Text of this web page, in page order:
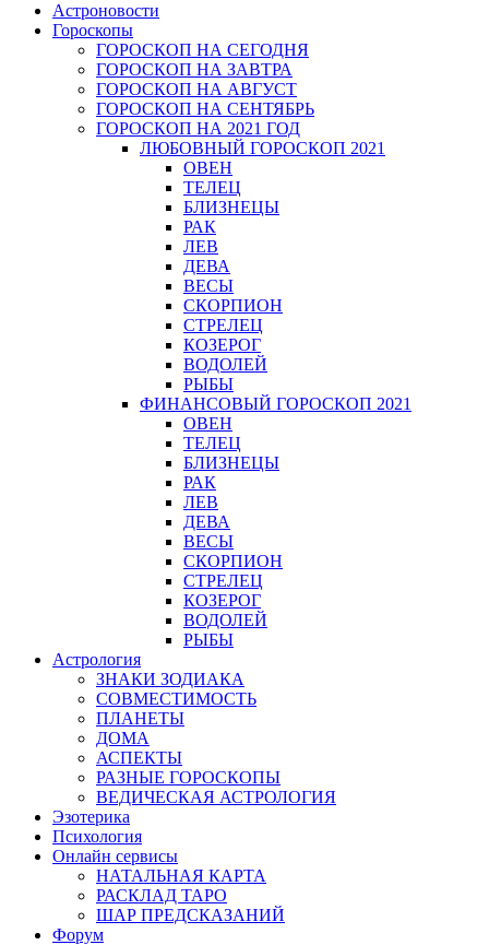
Астроновости
Гороскопы
ГОРОСКОП НА СЕГОДНЯ
ГОРОСКОП НА ЗАВТРА
ГОРОСКОП НА АВГУСТ
ГОРОСКОП НА СЕНТЯБРЬ
ГОРОСКОП НА 2021 ГОД
ЛЮБОВНЫЙ ГОРОСКОП 2021
ОВЕН
ТЕЛЕЦ
БЛИЗНЕЦЫ
РАК
ЛЕВ
ДЕВА
ВЕСЫ
СКОРПИОН
СТРЕЛЕЦ
КОЗЕРОГ
ВОДОЛЕЙ
РЫБЫ
ФИНАНСОВЫЙ ГОРОСКОП 2021
ОВЕН
ТЕЛЕЦ
БЛИЗНЕЦЫ
РАК
ЛЕВ
ДЕВА
ВЕСЫ
СКОРПИОН
СТРЕЛЕЦ
КОЗЕРОГ
ВОДОЛЕЙ
РЫБЫ
Астрология
ЗНАКИ ЗОДИАКА
СОВМЕСТИМОСТЬ
ПЛАНЕТЫ
ДОМА
АСПЕКТЫ
РАЗНЫЕ ГОРОСКОПЫ
ВЕДИЧЕСКАЯ АСТРОЛОГИЯ
Эзотерика
Психология
Онлайн сервисы
НАТАЛЬНАЯ КАРТА
РАСКЛАД ТАРО
ШАР ПРЕДСКАЗАНИЙ
Форум